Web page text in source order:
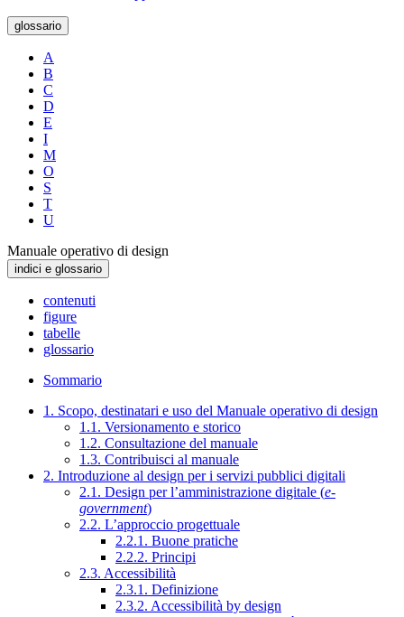
glossario
A
B
C
D
E
I
M
O
S
T
U
Manuale operativo di design
indici e glossario
contenuti
figure
tabelle
glossario
Sommario
1. Scopo, destinatari e uso del Manuale operativo di design
1.1. Versionamento e storico
1.2. Consultazione del manuale
1.3. Contribuisci al manuale
2. Introduzione al design per i servizi pubblici digitali
2.1. Design per l’amministrazione digitale (e-
government)
2.2. L’approccio progettuale
2.2.1. Buone pratiche
2.2.2. Principi
2.3. Accessibilità
2.3.1. Definizione
2.3.2. Accessibilità by design